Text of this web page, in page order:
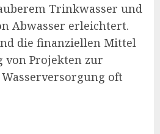
Trinkwasser und
Abwasser erleichtert.
die finanziellen Mittel
von Projekten zur
oft